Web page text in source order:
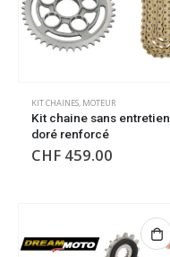
KIT CHAINES, MOTEUR
Kit chaine sans entretien
doré renforcé
CHF 459.00